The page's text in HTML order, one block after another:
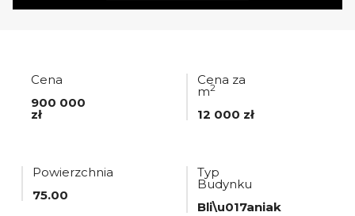
Cena
900 000
zł
Cena za
m2
12 000 zł
Powierzchnia
75.00
Typ
Budynku
Bli\u017aniak